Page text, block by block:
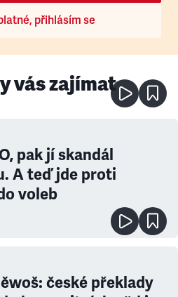
přihlásím se
vás zajímat
pak jí skandál
A teď jde proti
voleb
české překlady